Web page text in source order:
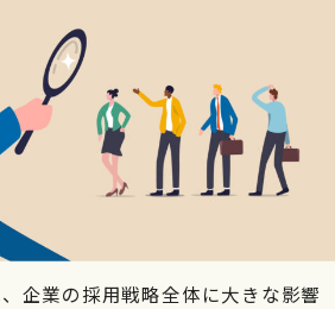
企業の採用戦略全体に大きな影響